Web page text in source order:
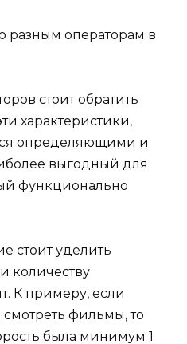
разным операторам в
стоит обратить
характеристики,
определяющими и
выгодный для
функционально
стоит уделить
количеству
К примеру, если
фильмы, то
была минимум 1